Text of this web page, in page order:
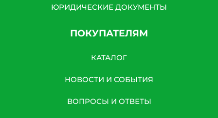
ЮРИДИЧЕСКИЕ ДОКУМЕНТЫ
ПОКУПАТЕЛЯМ
КАТАЛОГ
НОВОСТИ И СОБЫТИЯ
ВОПРОСЫ И ОТВЕТЫ